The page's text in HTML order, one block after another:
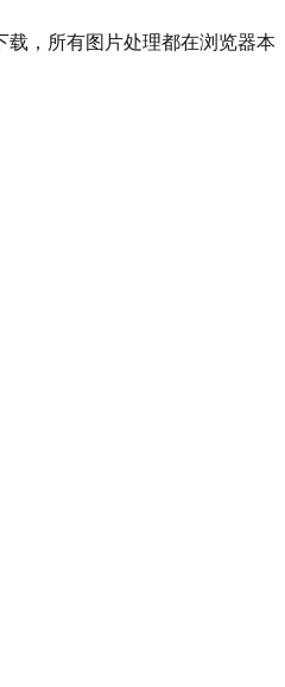
载，所有图片处理都在浏览器本